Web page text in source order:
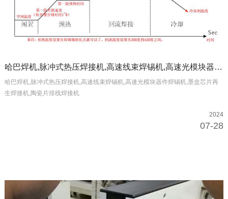
哈巴焊机,脉冲式热压焊接机,高速线束焊锡机,高速光模块器件焊锡机,墨盒芯片再生焊接机,陶瓷片排线焊接机
哈巴焊机,脉冲式热压焊接机​,高速线束焊锡机,高速光模块器件焊锡机,墨盒芯片再
生焊接机,陶瓷片排线焊接机
2024
07-28